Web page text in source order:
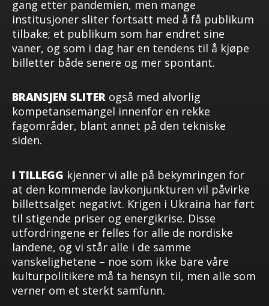
gang etter pandemien, men mange
institusjoner sliter fortsatt med å få publikum
tilbake; et publikum som har endret sine
vaner, og som i dag har en tendens til å kjøpe
billetter både senere og mer spontant.
BRANSJEN SLITER også med alvorlig
kompetansemangel innenfor en rekke
fagområder, blant annet på den tekniske
siden.
I TILLEGG kjenner vi alle på bekymringen for
at den kommende lavkonjunkturen vil påvirke
billettsalget negativt. Krigen i Ukraina har ført
til stigende priser og energikrise. Disse
utfordringene er felles for alle de nordiske
landene, og vi står alle i de samme
vanskelighetene – noe som ikke bare våre
kulturpolitikere må ta hensyn til, men alle som
verner om et sterkt samfunn.